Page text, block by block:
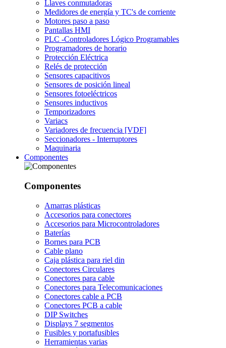
Llaves conmutadoras
Medidores de energía y TC's de corriente
Motores paso a paso
Pantallas HMI
PLC -Controladores Lógico Programables
Programadores de horario
Protección Eléctrica
Relés de protección
Sensores capacitivos
Sensores de posición lineal
Sensores fotoeléctricos
Sensores inductivos
Temporizadores
Variacs
Variadores de frecuencia [VDF]
Seccionadores - Interruptores
Maquinaria
Componentes
Componentes
Amarras plásticas
Accesorios para conectores
Accesorios para Microcontroladores
Baterías
Bornes para PCB
Cable plano
Caja plástica para riel din
Conectores Circulares
Conectores para cable
Conectores para Telecomunicaciones
Conectores cable a PCB
Conectores PCB a cable
DIP Switches
Displays 7 segmentos
Fusibles y portafusibles
Herramientas varias